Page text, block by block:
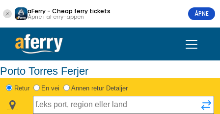
aFerry - Cheap ferry tickets
Åpne i aFerry-appen ÅPNE
Porto Torres Ferjer
Retur En vei Annen retur Detaljer